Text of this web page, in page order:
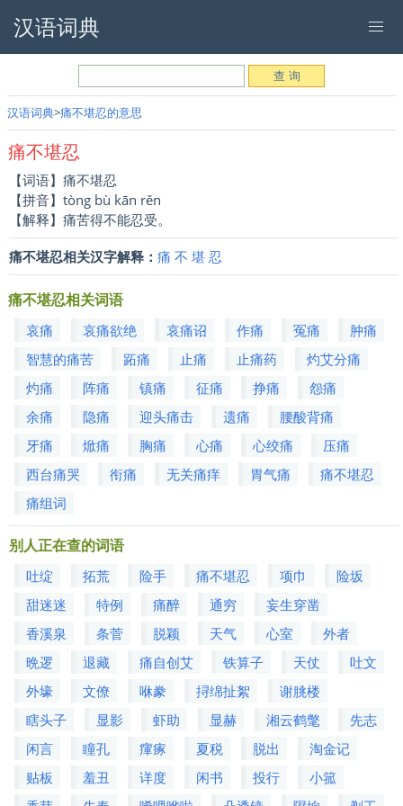
汉语词典
汉语词典 痛不堪忍的意思
痛不堪忍
【词语】痛不堪忍
【拼音】tòng bù kān rěn
【解释】痛苦得不能忍受。
痛不堪忍相关汉字解释： 痛 不 堪 忍
痛不堪忍相关词语
哀痛 哀痛欲绝 哀痛诏 作痛 冤痛
肿痛
智慧的痛苦
跖痛 止痛 止痛药
灼艾分痛
灼痛
阵痛 镇痛 征痛 挣痛
怨痛
余痛
隐痛 迎头痛击 遗痛
腰酸背痛
牙痛
焮痛 胸痛 心痛 心绞痛
压痛
西台痛哭
衔痛 无关痛痒 胃气痛
痛不堪忍
痛组词
别人正在查的词语
吐绽 拓荒 险手 痛不堪忍 项巾
险坂
甜迷迷
特例 痛醉 通穷
妄生穿凿
香溪泉
条菅 脱颖 天气 心室
外者
晩逻
退藏 痛自创艾 铁算子 天仗
吐文
外壕
文僚 咻豢 挦绵扯絮
谢朓楼
瞎头子
显影 虾助 显赫 湘云鹤氅
先志
闲言
瞳孔 瘒瘃 夏税 脱出
淘金记
贴板
羞丑 详度 闲书 投行
小箛